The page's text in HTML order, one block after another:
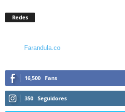
Redes
Farandula.co
16,500 Fans
350 Seguidores